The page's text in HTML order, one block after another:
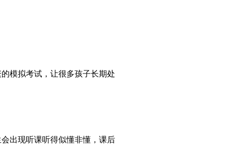
模拟考试，让很多孩子长期处
出现听课听得似懂非懂，课后